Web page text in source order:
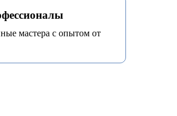
мастера с опытом от